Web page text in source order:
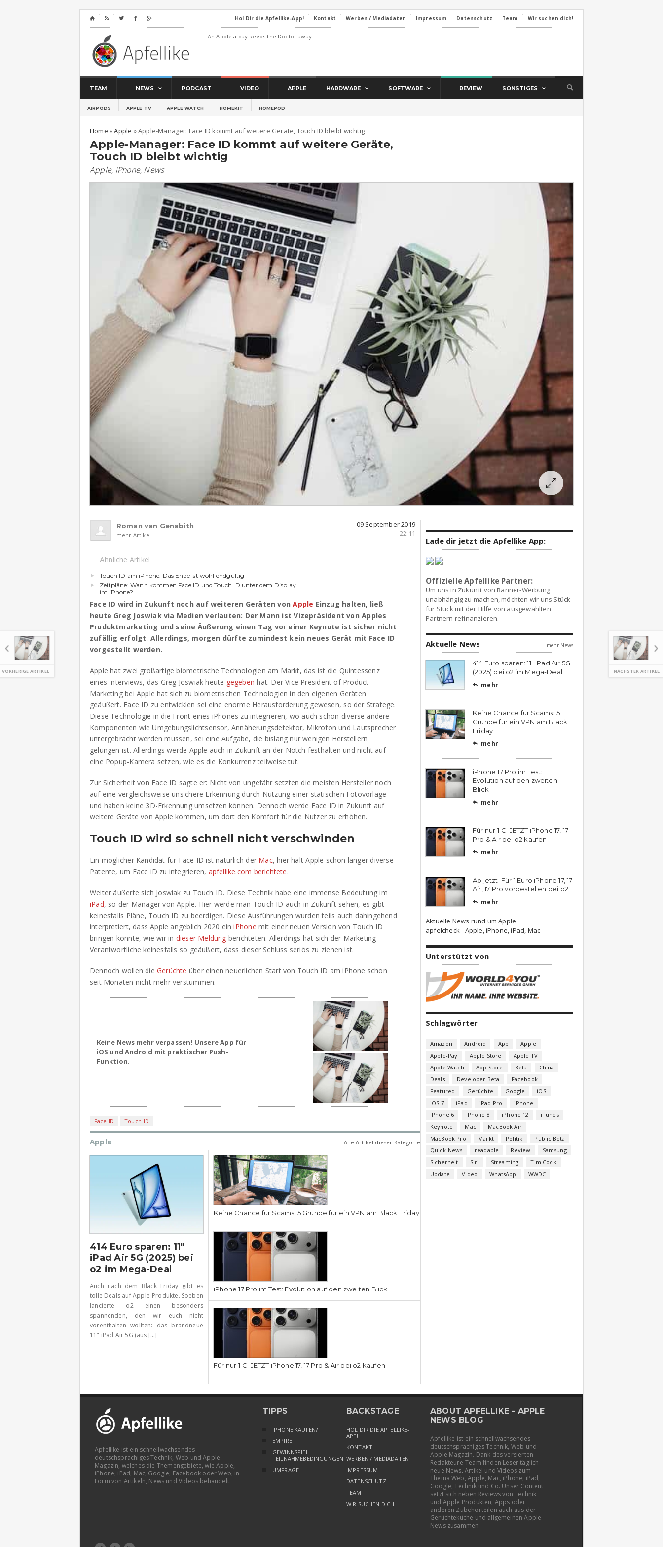
VORHERIGE ARTIKEL NÄCHSTER ARTIKEL
⌂     Hol Dir die Apfellike-App! Kontakt Werben / Mediadaten Impressum Datenschutz Team Wir suchen dich!
An Apple a day keeps the Doctor away
TEAM NEWS PODCAST VIDEO APPLE HARDWARE SOFTWARE REVIEW SONSTIGES
AIRPODS APPLE TV APPLE WATCH HOMEKIT HOMEPOD
Home »Apple »Apple-Manager: Face ID kommt auf weitere Geräte, Touch ID bleibt wichtig
Apple-Manager: Face ID kommt auf weitere Geräte,
Touch ID bleibt wichtig
Apple, iPhone, News
Roman van Genabith
mehr Artikel
09 September 2019
22:11
Ähnliche Artikel
Touch ID am iPhone: Das Ende ist wohl endgültig
Zeitpläne: Wann kommen Face ID und Touch ID unter dem Display
im iPhone?
Face ID wird in Zukunft noch auf weiteren Geräten vonApple Einzug halten, ließ
heute Greg Joswiak via Medien verlauten: Der Mann ist Vizepräsident von Apples
Produktmarketing und seine Äußerung einen Tag vor einer Keynote ist sicher nicht
zufällig erfolgt. Allerdings, morgen dürfte zumindest kein neues Gerät mit Face ID
vorgestellt werden.
Apple hat zwei großartige biometrische Technologien am Markt, das ist die Quintessenz
eines Interviews, das Greg Joswiak heute gegeben hat. Der Vice President of Product
Marketing bei Apple hat sich zu biometrischen Technologien in den eigenen Geräten
geäußert. Face ID zu entwicklen sei eine enorme Herausforderung gewesen, so der Stratege.
Diese Technologie in die Front eines iPhones zu integrieren, wo auch schon diverse andere
Komponenten wie Umgebungslichtsensor, Annäherungsdetektor, Mikrofon und Lautsprecher
untergebracht werden müssen, sei eine Aufgabe, die bislang nur wenigen Herstellern
gelungen ist. Allerdings werde Apple auch in Zukunft an der Notch festhalten und nicht auf
eine Popup-Kamera setzen, wie es die Konkurrenz teilweise tut.
Zur Sicherheit von Face ID sagte er: Nicht von ungefähr setzten die meisten Hersteller noch
auf eine vergleichsweise unsichere Erkennung durch Nutzung einer statischen Fotovorlage
und haben keine 3D-Erkennung umsetzen können. Dennoch werde Face ID in Zukunft auf
weitere Geräte von Apple kommen, um dort den Komfort für die Nutzer zu erhöhen.
Touch ID wird so schnell nicht verschwinden
Ein möglicher Kandidat für Face ID ist natürlich der Mac, hier hält Apple schon länger diverse
Patente, um Face iD zu integrieren, apfellike.com berichtete.
Weiter äußerte sich Joswiak zu Touch ID. Diese Technik habe eine immense Bedeutung im
iPad, so der Manager von Apple. Hier werde man Touch ID auch in Zukunft sehen, es gibt
keinesfalls Pläne, Touch ID zu beerdigen. Diese Ausführungen wurden teils auch dahingehend
interpretiert, dass Apple angeblich 2020 einiPhone mit einer neuen Version von Touch ID
bringen könnte, wie wir in dieser Meldung berichteten. Allerdings hat sich der Marketing-
Verantwortliche keinesfalls so geäußert, dass dieser Schluss seriös zu ziehen ist.
Dennoch wollen die Gerüchte über einen neuerlichen Start von Touch ID am iPhone schon
seit Monaten nicht mehr verstummen.
Keine News mehr verpassen! Unsere App für
iOS und Android mit praktischer Push-
Funktion.
Face ID Touch-ID
Apple Alle Artikel dieser Kategorie
414 Euro sparen: 11″
iPad Air 5G (2025) bei
o2 im Mega-Deal
Auch nach dem Black Friday gibt es
tolle Deals auf Apple-Produkte. Soeben
lancierte o2 einen besonders
spannenden, den wir euch nicht
vorenthalten wollten: das brandneue
11" iPad Air 5G (aus [...]
Keine Chance für Scams: 5 Gründe für ein VPN am Black Friday
iPhone 17 Pro im Test: Evolution auf den zweiten Blick
Für nur 1 €: JETZT iPhone 17, 17 Pro & Air bei o2 kaufen
Lade dir jetzt die Apfellike App:
Offizielle Apfellike Partner:
Um uns in Zukunft von Banner-Werbung
unabhängig zu machen, möchten wir uns Stück
für Stück mit der Hilfe von ausgewählten
Partnern refinanzieren.
Aktuelle News mehr News
414 Euro sparen: 11″ iPad Air 5G
(2025) bei o2 im Mega-Deal
 mehr
Keine Chance für Scams: 5
Gründe für ein VPN am Black
Friday
 mehr
iPhone 17 Pro im Test:
Evolution auf den zweiten
Blick
 mehr
Für nur 1 €: JETZT iPhone 17, 17
Pro & Air bei o2 kaufen
 mehr
Ab jetzt: Für 1 Euro iPhone 17, 17
Air, 17 Pro vorbestellen bei o2
 mehr
Aktuelle News rund um Apple
apfelcheck - Apple, iPhone, iPad, Mac
Unterstützt von
Schlagwörter
Amazon Android App
Apple
Apple-Pay
Apple Store
Apple TV
Apple Watch
App Store Beta
China
Deals
Developer Beta
Facebook
Featured
Gerüchte Google
iOS
iOS 7
iPad iPad Pro
iPhone
iPhone 6
iPhone 8 iPhone 12
iTunes
Keynote
Mac
MacBook Air
MacBook Pro
Markt Politik
Public Beta
Quick-News
readable Review
Samsung
Sicherheit
Siri Streaming
Tim Cook
Update
Video WhatsApp WWDC
Apfellike ist ein schnellwachsendes
deutschsprachiges Technik, Web und Apple
Magazin, welches die Themengebiete, wie Apple,
iPhone, iPad, Mac, Google, Facebook oder Web, in
Form von Artikeln, News und Videos behandelt.
TIPPS
IPHONE KAUFEN?
EMPIRE
GEWINNSPIEL
TEILNAHMEBEDINGUNGEN
UMFRAGE
BACKSTAGE
HOL DIR DIE APFELLIKE-
APP!
KONTAKT
WERBEN / MEDIADATEN
IMPRESSUM
DATENSCHUTZ
TEAM
WIR SUCHEN DICH!
ABOUT APFELLIKE - APPLE
NEWS BLOG
Apfellike ist ein schnellwachsendes
deutschsprachiges Technik, Web und
Apple Magazin. Dank des versierten
Redakteure-Team finden Leser täglich
neue News, Artikel und Videos zum
Thema Web, Apple, Mac, iPhone, iPad,
Google, Technik und Co. Unser Content
setzt sich neben Reviews von Technik
und Apple Produkten, Apps oder
anderen Zubehörteilen auch aus der
Gerüchteküche und allgemeinen Apple
News zusammen.